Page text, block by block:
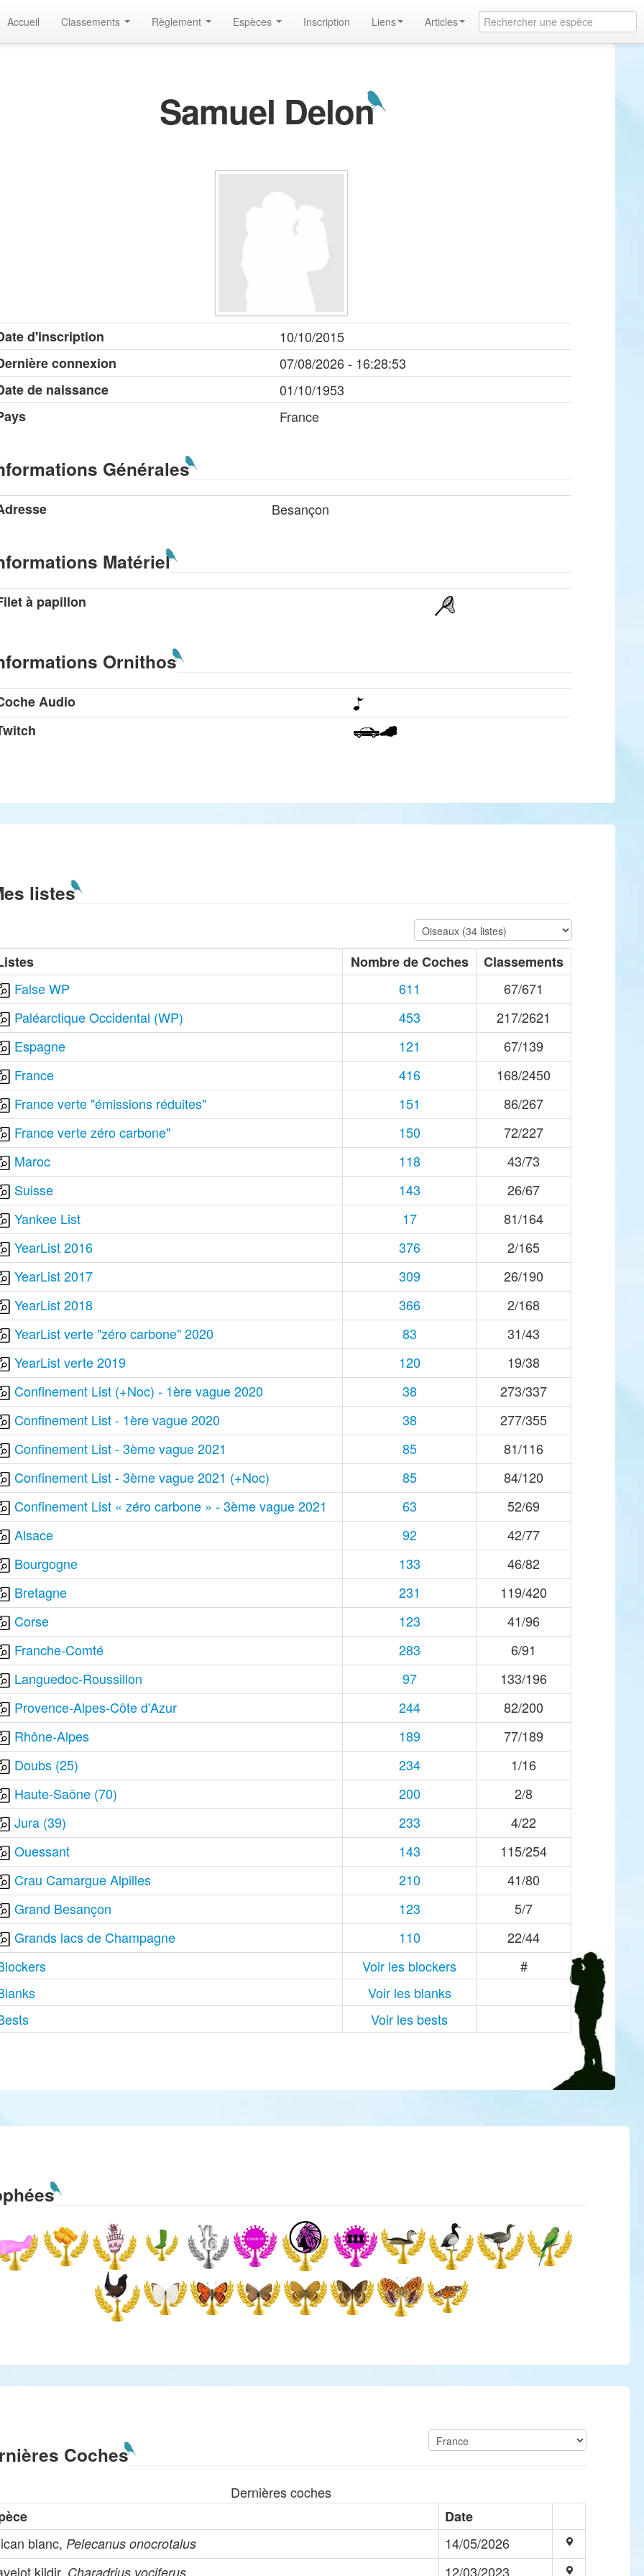
Accueil Classements Règlement Espèces Inscription Liens Articles
Samuel Delon
d'inscription
10/10/2015
connexion
07/08/2026 - 16:28:53
de naissance
01/10/1953
France
Générales
Besançon
Matériel
à papillon
Ornithos
Audio
listes
Nombre de Coches
Classements
False WP
611
67/671
Paléarctique Occidental (WP)
453
217/2621
Espagne
121
67/139
France
416
168/2450
France verte "émissions réduites"
151
86/267
France verte zéro carbone"
150
72/227
Maroc
118
43/73
Suisse
143
26/67
Yankee List
17
81/164
YearList 2016
376
2/165
YearList 2017
309
26/190
YearList 2018
366
2/168
YearList verte "zéro carbone" 2020
83
31/43
YearList verte 2019
120
19/38
Confinement List (+Noc) - 1ère vague 2020
38
273/337
Confinement List - 1ère vague 2020
38
277/355
Confinement List - 3ème vague 2021
85
81/116
Confinement List - 3ème vague 2021 (+Noc)
85
84/120
Confinement List « zéro carbone » - 3ème vague 2021
63
52/69
Alsace
92
42/77
Bourgogne
133
46/82
Bretagne
231
119/420
Corse
123
41/96
Franche-Comté
283
6/91
Languedoc-Roussillon
97
133/196
Provence-Alpes-Côte d'Azur
244
82/200
Rhône-Alpes
189
77/189
Doubs (25)
234
1/16
Haute-Saône (70)
200
2/8
Jura (39)
233
4/22
Ouessant
143
115/254
Crau Camargue Alpilles
210
41/80
Grand Besançon
123
5/7
Grands lacs de Champagne
110
22/44
Voir les blockers
#
Voir les blanks
Voir les bests
Coches
Dernières coches
Date
blanc, Pelecanus onocrotalus
14/05/2026
kildir, Charadrius vociferus 12/03/2023